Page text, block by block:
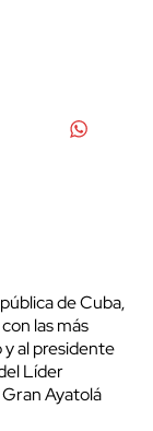
de Cuba,
las más
al presidente
Líder
Ayatolá